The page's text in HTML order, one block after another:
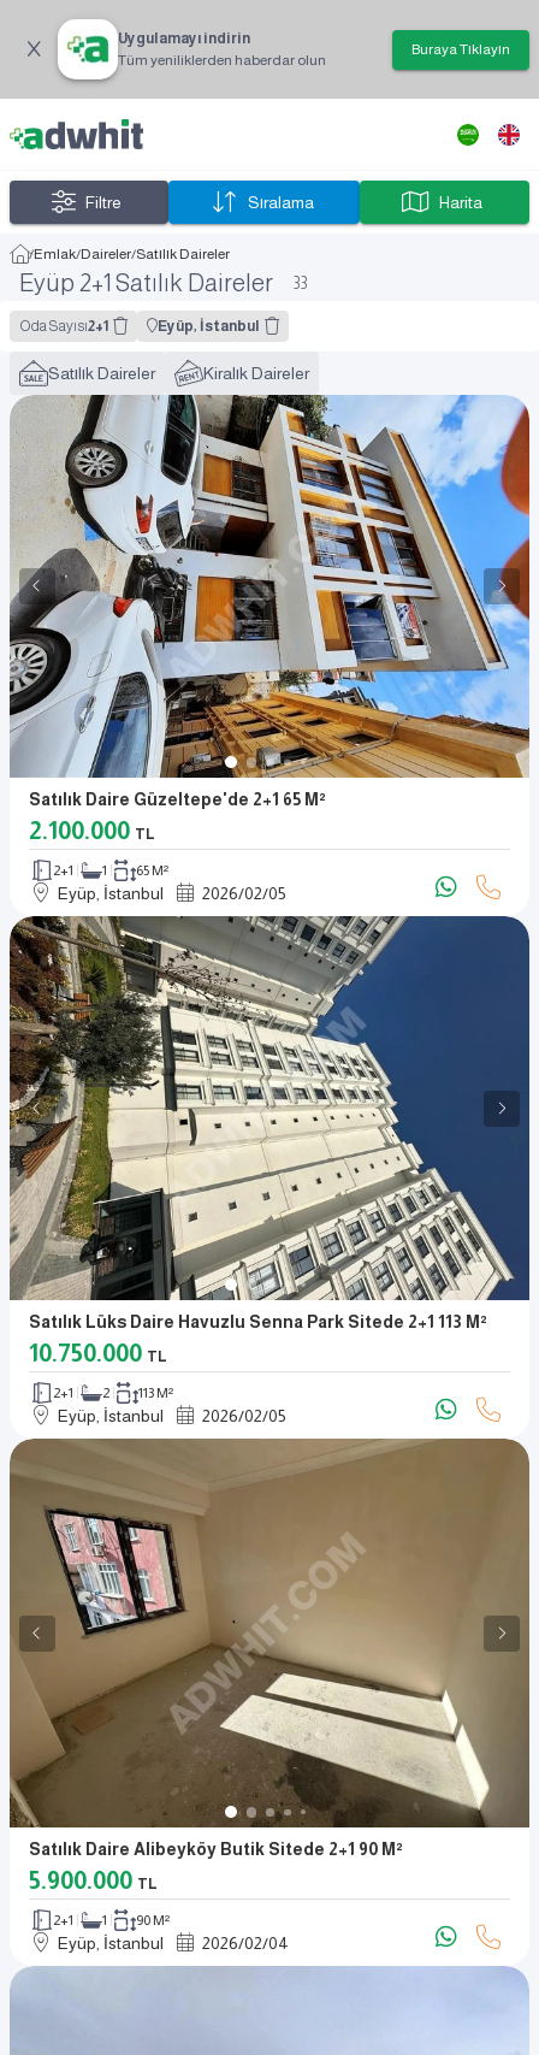
Uygulamayı indirin
Tüm yeniliklerden haberdar olun
Buraya Tıklayın
Filtre Sıralama Harita
/Emlak/Daireler/Satılık Daireler
Eyüp 2+1 Satılık Daireler 33
Oda Sayısı2+1 Eyüp, İstanbul
Satılık Daireler Kiralık Daireler
Satılık Daire Güzeltepe'de 2+1 65 M²
2.100.000 TL
2+1 1 65 M²
Eyüp, İstanbul 2026/02/05
Satılık Lüks Daire Havuzlu Senna Park Sitede 2+1 113 M²
10.750.000 TL
2+1 2 113 M²
Eyüp, İstanbul 2026/02/05
Satılık Daire Alibeyköy Butik Sitede 2+1 90 M²
5.900.000 TL
2+1 1 90 M²
Eyüp, İstanbul 2026/02/04